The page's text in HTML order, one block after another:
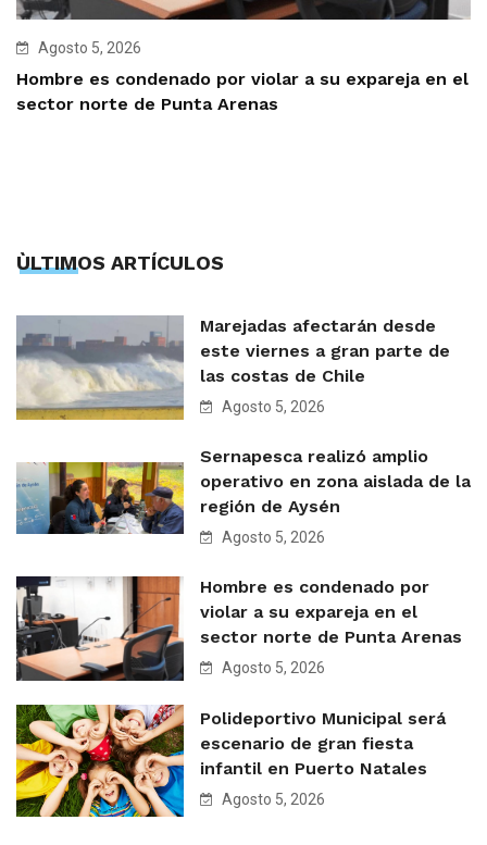
Agosto 5, 2026
Hombre es condenado por violar a su expareja en el
sector norte de Punta Arenas
ÙLTIMOS ARTÍCULOS
Marejadas afectarán desde
este viernes a gran parte de
las costas de Chile
Agosto 5, 2026
Sernapesca realizó amplio
operativo en zona aislada de la
región de Aysén
Agosto 5, 2026
Hombre es condenado por
violar a su expareja en el
sector norte de Punta Arenas
Agosto 5, 2026
Polideportivo Municipal será
escenario de gran fiesta
infantil en Puerto Natales
Agosto 5, 2026